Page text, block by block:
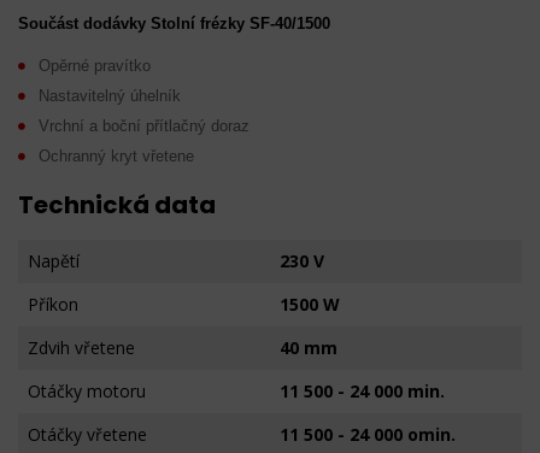
Součást dodávky Stolní frézky SF-40/1500
Opěrné pravítko
Nastavitelný úhelník
Vrchní a boční přítlačný doraz
Ochranný kryt vřetene
Technická data
Napětí
230 V
Příkon
1500 W
Zdvih vřetene
40 mm
Otáčky motoru
11 500 - 24 000 min.
Otáčky vřetene
11 500 - 24 000 omin.